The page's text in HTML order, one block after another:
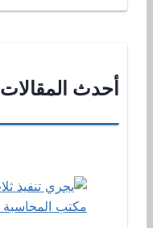
أحدث المقالات